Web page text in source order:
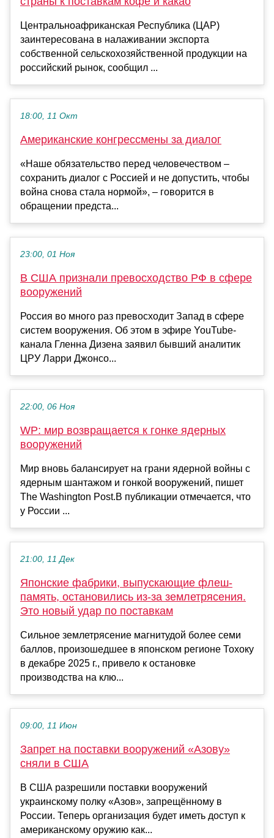
Центральноафриканская Республика (ЦАР)
заинтересована в налаживании экспорта
собственной сельскохозяйственной продукции на
российский рынок, сообщил ...
18:00, 11 Окт
Американские конгрессмены за диалог
«Наше обязательство перед человечеством –
сохранить диалог с Россией и не допустить, чтобы
война снова стала нормой», – говорится в
обращении предста...
23:00, 01 Ноя
В США признали превосходство РФ в сфере
вооружений
Россия во много раз превосходит Запад в сфере
систем вооружения. Об этом в эфире YouTube-
канала Гленна Дизена заявил бывший аналитик
ЦРУ Ларри Джонсо...
22:00, 06 Ноя
WP: мир возвращается к гонке ядерных
вооружений
Мир вновь балансирует на грани ядерной войны с
ядерным шантажом и гонкой вооружений, пишет
The Washington Post.В публикации отмечается, что
у России ...
21:00, 11 Дек
Японские фабрики, выпускающие флеш-
память, остановились из-за землетрясения.
Это новый удар по поставкам
Сильное землетрясение магнитудой более семи
баллов, произошедшее в японском регионе Тохоку
в декабре 2025 г., привело к остановке
производства на клю...
09:00, 11 Июн
Запрет на поставки вооружений «Азову»
сняли в США
В США разрешили поставки вооружений
украинскому полку «Азов», запрещённому в
России. Теперь организация будет иметь доступ к
американскому оружию как...